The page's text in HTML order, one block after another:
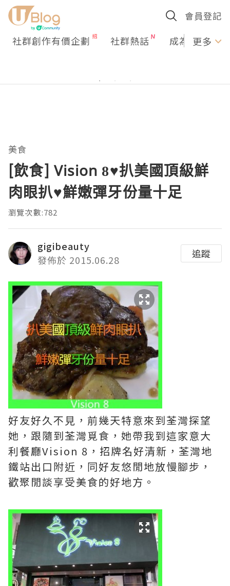
會員登記
社群創作有價企劃 社群熱話 成為U更多
美食
[飲食] Vision 8♥扒美國頂級鮮
肉眼扒♥鮮嫩彈牙份量十足
瀏覽次數:782
gigibeauty
發佈於 2015.06.28
追蹤
好友好久不見，前幾天特意來到荃灣探望
她，跟隨到荃灣覓食，她帶我到這家意大
利餐廳Vision 8，招牌名好清新，荃灣地
鐵站出口附近，同好友悠閒地放慢腳步，
歡聚閒談享受美食的好地方。